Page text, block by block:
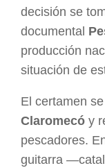
decisión se
documental
producción
situación de
El certamen
Claromecó y
pescadores.
guitarra